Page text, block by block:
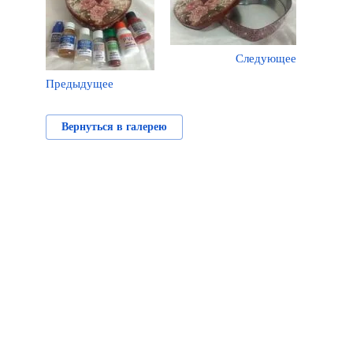
Предыдущее
Следующее
Вернуться в галерею